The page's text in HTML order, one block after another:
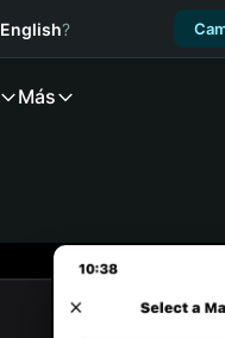
English?
Más